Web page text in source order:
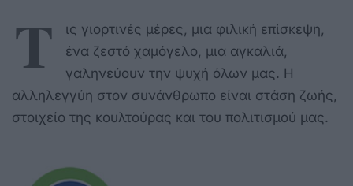
Τ
ις γιορτινές μέρες, μια φιλική επίσκεψη,
ένα ζεστό χαμόγελο, μια αγκαλιά,
γαληνεύουν την ψυχή όλων μας. Η
αλληλεγγύη στον συνάνθρωπο είναι στάση ζωής,
στοιχείο της κουλτούρας και του πολιτισμού μας.